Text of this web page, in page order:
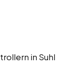
in Suhl